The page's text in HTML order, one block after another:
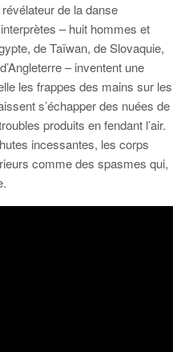
de la danse
– huit hommes et
de Taïwan, de Slovaquie,
– inventent une
les frappes des mains sur les
s’échapper des nuées de
produits en fendant l’air.
incessantes, les corps
comme des spasmes qui,